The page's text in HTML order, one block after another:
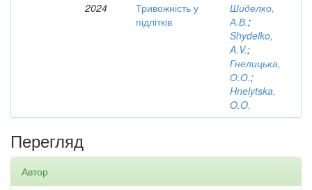
2024
Тривожність у
підлітків
Шиделко,
А.В.;
Shydelko,
A.V.;
Гнелицька,
О.О.;
Hnelytska,
O.O.
Перегляд
Автор